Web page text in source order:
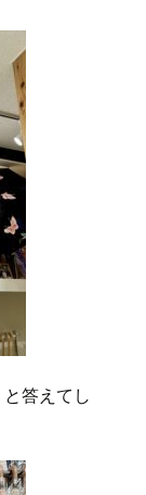
答えてし